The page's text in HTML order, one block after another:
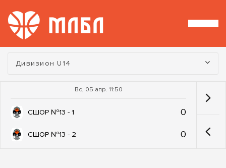
Турнир:
Дивизион U14
Вс, 05 апр. 11:50
СШОР №13 - 1 0
СШОР №13 - 2 0